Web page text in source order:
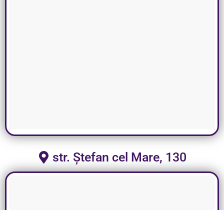
str. Ștefan cel Mare, 130